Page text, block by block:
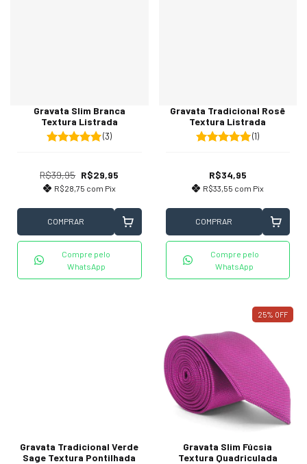
Gravata Slim Branca
Textura Listrada
(3)
R$39,95 R$29,95
R$28,75 com Pix
COMPRAR
Compre pelo
WhatsApp
Gravata Tradicional Rosê
Textura Listrada
(1)
R$34,95
R$33,55 com Pix
COMPRAR
Compre pelo
WhatsApp
Gravata Tradicional Verde
Sage Textura Pontilhada
25% OFF
Gravata Slim Fúcsia
Textura Quadriculada